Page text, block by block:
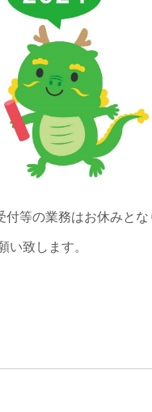
等の業務はお休みとな
い致します。